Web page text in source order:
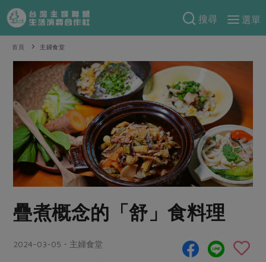
搜尋
選單
產品分類
當季蔬果
當令水果
芽苗類 蕈菇類
辛香料類
奶蛋豆・五穀
蛋 乳製品
豆製品 米麵雜糧
肉品・水產
食譜料理
食材
米食
麵食
肉食
海鮮
常備菜
蛋料理
特別企畫
預購活動
把最好的台灣味帶回家！
防災用品預購圓滿結束
更多預購活動
綠主張
觀點文章
主婦食堂 一籃菜真心話
社內大小事 合作聯合國
樂齡生活
關於合作社
關於我們
首頁 主婦食堂
疊煮概念的「舒」食料理
2024-03-05・主婦食堂